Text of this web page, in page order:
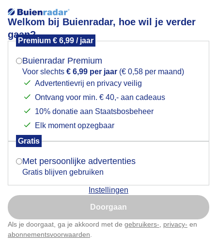
Welkom bij Buienradar, hoe wil je verder
gaan?
Premium € 6,99 / jaar
Buienradar Premium
Voor slechts € 6,99 per jaar (€ 0,58 per maand)
Advertentievrij en privacy veilig
Ontvang voor min. € 40,- aan cadeaus
10% donatie aan Staatsbosbeheer
Elk moment opzegbaar
Gratis
Met persoonlijke advertenties
Gratis blijven gebruiken
Instellingen
Doorgaan
Als je doorgaat, ga je akkoord met de gebruikers- privacy- en
abonnementsvoorwaarden
Verkoeling aan de waterkant
Verkoeling aan de waterkant
Mogen we je locatie gebruiken voor het
Indien je hier nog geen akkoord op hebt gegeven,
verschijnt er zo een pop-up uit je browser waarin
Is goed, toon de popup
Nu niet, misschien later
Klik hierom dit aan te passen